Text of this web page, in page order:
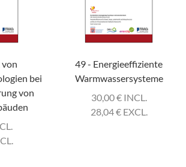
von
bei
von
49 - Energieeffiziente
Warmwassersysteme
30,00€INCL.
28,04€EXCL.